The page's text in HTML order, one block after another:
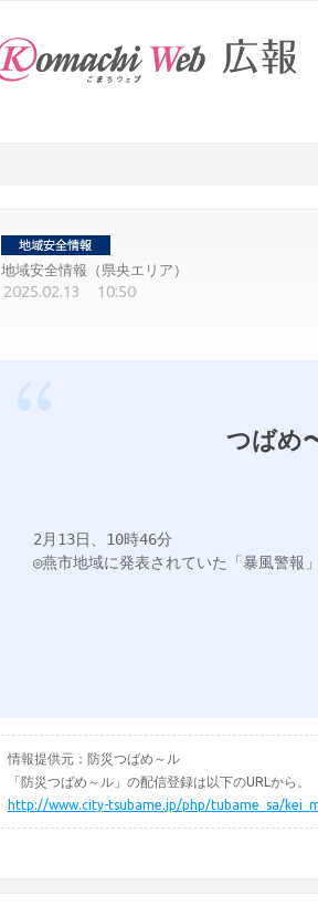
地域安全情報（県央エリア）
2025.02.13 10:50
つばめ
2月13日、10時46分
◎燕市地域に発表されていた「暴風警報
情報提供元：防災つばめ～ル
「防災つばめ～ル」の配信登録は以下のURLから。
http://www.city-tsubame.jp/php/tubame_sa/